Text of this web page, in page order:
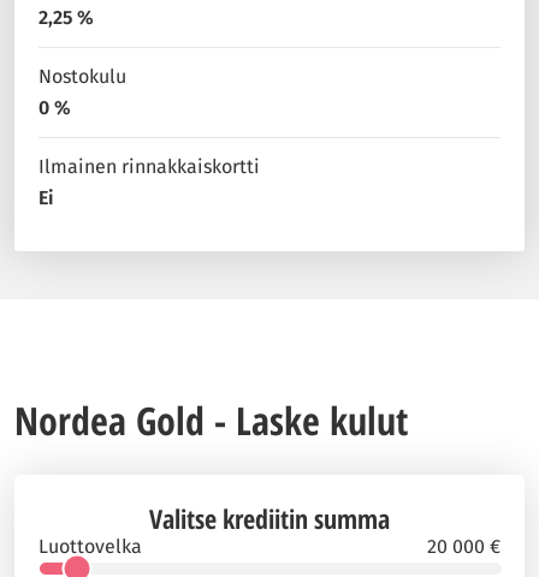
2,25 %
Nostokulu
0 %
Ilmainen rinnakkaiskortti
Ei
Nordea Gold - Laske kulut
Valitse krediitin summa
Luottovelka
20 000 €